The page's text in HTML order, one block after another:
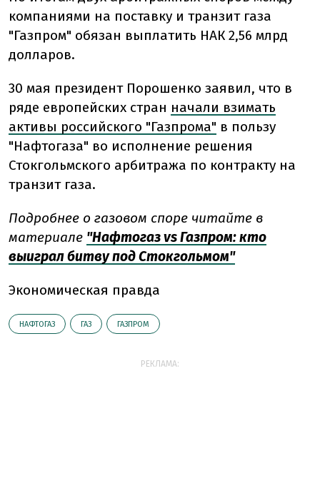
компаниями на поставку и транзит газа
"Газпром" обязан выплатить НАК 2,56 млрд
долларов.
30 мая президент Порошенко заявил, что в
ряде европейских стран начали взимать
активы российского "Газпрома" в пользу
"Нафтогаза" во исполнение решения
Стокгольмского арбитража по контракту на
транзит газа.
Подробнее о газовом споре читайте в
материале "Нафтогаз vs Газпром: кто
выиграл битву под Стокгольмом"
Экономическая правда
НАФТОГАЗ ГАЗ ГАЗПРОМ
РЕКЛАМА: